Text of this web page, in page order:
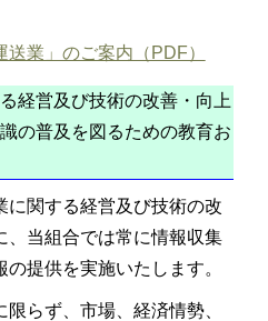
業」のご案内（PDF）
経営及び技術の改善・向上
の普及を図るための教育お
に関する経営及び技術の改
、当組合では常に情報収集
提供を実施いたします。
らず、市場、経済情勢、